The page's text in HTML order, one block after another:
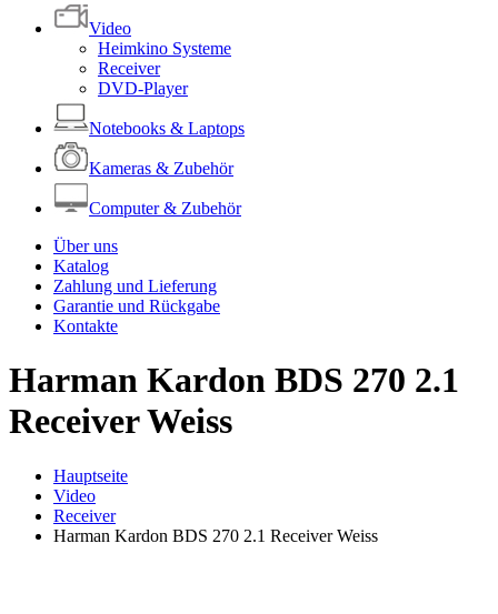
Video
Heimkino Systeme
Receiver
DVD-Player
Notebooks & Laptops
Kameras & Zubehör
Computer & Zubehör
Über uns
Katalog
Zahlung und Lieferung
Garantie und Rückgabe
Kontakte
Harman Kardon BDS 270 2.1
Receiver Weiss
Hauptseite
Video
Receiver
Harman Kardon BDS 270 2.1 Receiver Weiss